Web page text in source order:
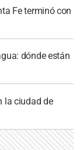
Fe terminó con
dónde están
la ciudad de